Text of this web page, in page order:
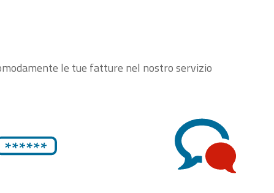
le tue fatture nel nostro servizio